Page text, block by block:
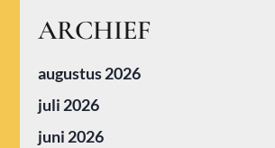
ARCHIEF
augustus 2026
juli 2026
juni 2026